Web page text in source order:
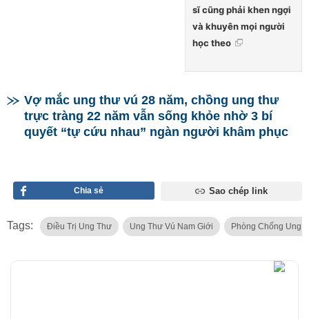
sĩ cũng phải khen ngợi
và khuyên mọi người
học theo
Vợ mắc ung thư vú 28 năm, chồng ung thư
trực tràng 22 năm vẫn sống khỏe nhờ 3 bí
quyết “tự cứu nhau” ngàn người khâm phục
Chia sẻ Sao chép link
Tags: Điều Trị Ung Thư Ung Thư Vú Nam Giới Phòng Chống Ung